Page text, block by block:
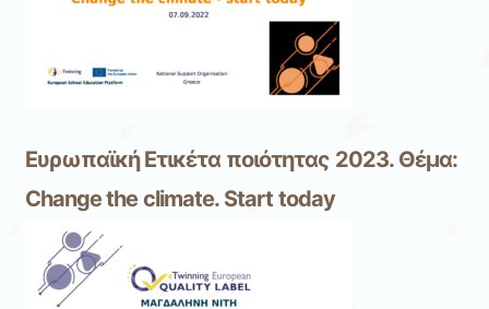
Ευρωπαϊκή Ετικέτα ποιότητας 2023. Θέμα:
Change the climate. Start today